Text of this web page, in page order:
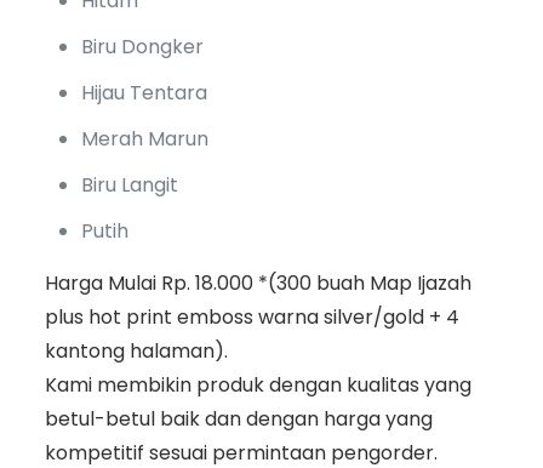
Biru Dongker
Hijau Tentara
Merah Marun
Biru Langit
Putih
Harga Mulai Rp. 18.000 *(300 buah Map Ijazah
plus hot print emboss warna silver/gold + 4
kantong halaman).
Kami membikin produk dengan kualitas yang
betul-betul baik dan dengan harga yang
kompetitif sesuai permintaan pengorder.